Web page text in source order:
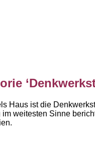
‘
Haus ist die
weitesten Sinne